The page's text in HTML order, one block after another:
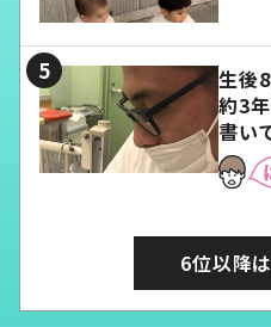
生後
約3
書い
6位以降